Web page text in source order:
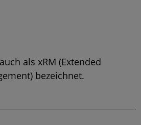
als xRM (Extended
bezeichnet.